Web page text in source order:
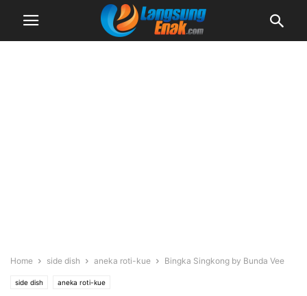
Home side dish aneka roti-kue Bingka Singkong by Bunda Vee
side dish aneka roti-kue